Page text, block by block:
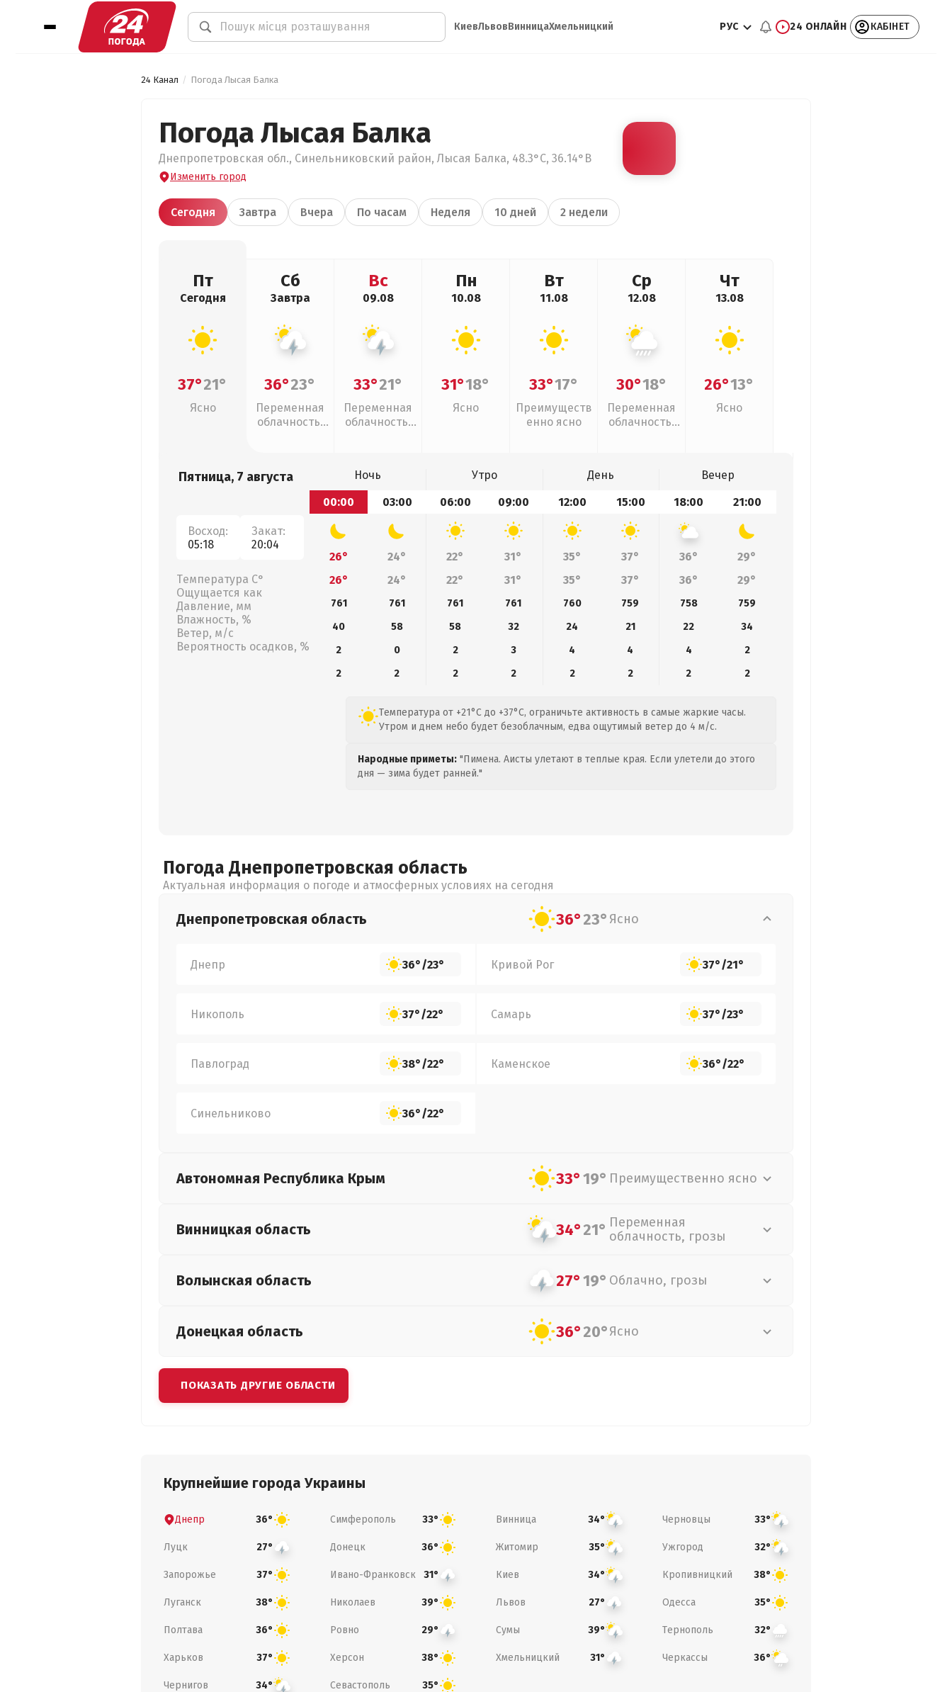
КиевЛьвовВинницаХмельницкий РУС 24 ОНЛАЙН КАБІНЕТ
24 Канал Погода Лысая Балка
Погода Лысая Балка
Днепропетровская обл., Синельниковский район, Лысая Балка, 48.3°С, 36.14°В
Изменить город
Сегодня Завтра Вчера По часам Неделя 10 дней 2 недели
Пт
Сегодня
37°21°
Ясно
Сб
Завтра
36°23°
Переменная
облачность,
Вс
09.08
33°21°
Переменная
облачность,
Пн
10.08
31°18°
Ясно
Вт
11.08
33°17°
Преимуществ
енно ясно
Ср
12.08
30°18°
Переменная
облачность,
Чт
13.08
26°13°
Ясно
Пятница, 7 августа
Восход:
05:18
Закат:
20:04
Температура С°
Ощущается как
Давление, мм
Влажность, %
Ветер, м/с
Вероятность осадков, %
Ночь Утро День
Вечер
00:00
03:00 06:00 09:00 12:00 15:00 18:00 21:00
26° 24° 22° 31° 35° 37° 36°
29°
26°
24° 22° 31° 35° 37° 36° 29°
761 761 761 761 760 759 758
759
40
58 58 32 24 21 22
34
2
0 2 3 4 4 4
2
2
2 2 2 2 2 2 2
Температура от +21°C до +37°C, ограничьте активность в самые жаркие часы.
Утром и днем небо будет безоблачным, едва ощутимый ветер до 4 м/с.
Народные приметы: "Пимена. Аисты улетают в теплые края. Если улетели до этого
дня — зима будет ранней."
Погода Днепропетровская область
Актуальная информация о погоде и атмосферных условиях на сегодня
Днепропетровская область 36°23° Ясно
Днепр 36°/23° Кривой Рог 37°/21°
Никополь 37°/22° Самарь 37°/23°
Павлоград 38°/22° Каменское 36°/22°
Синельниково 36°/22°
Автономная Республика Крым 33°19° Преимущественно ясно
Винницкая область 34°21° Переменная
облачность, грозы
Волынская область 27°19° Облачно, грозы
Донецкая область 36°20°Ясно
ПОКАЗАТЬ ДРУГИЕ ОБЛАСТИ
Крупнейшие города Украины
Днепр 36° Симферополь 33° Винница 34° Черновцы 33°
Луцк 27° Донецк 36° Житомир 35° Ужгород 32°
Запорожье 37° Ивано-Франковск 31° Киев 34° Кропивницкий 38°
Луганск 38° Николаев 39° Львов 27° Одесса 35°
Полтава 36° Ровно 29° Сумы 39° Тернополь 32°
Харьков 37° Херсон 38° Хмельницкий 31° Черкассы 36°
Чернигов 34° Севастополь 35°